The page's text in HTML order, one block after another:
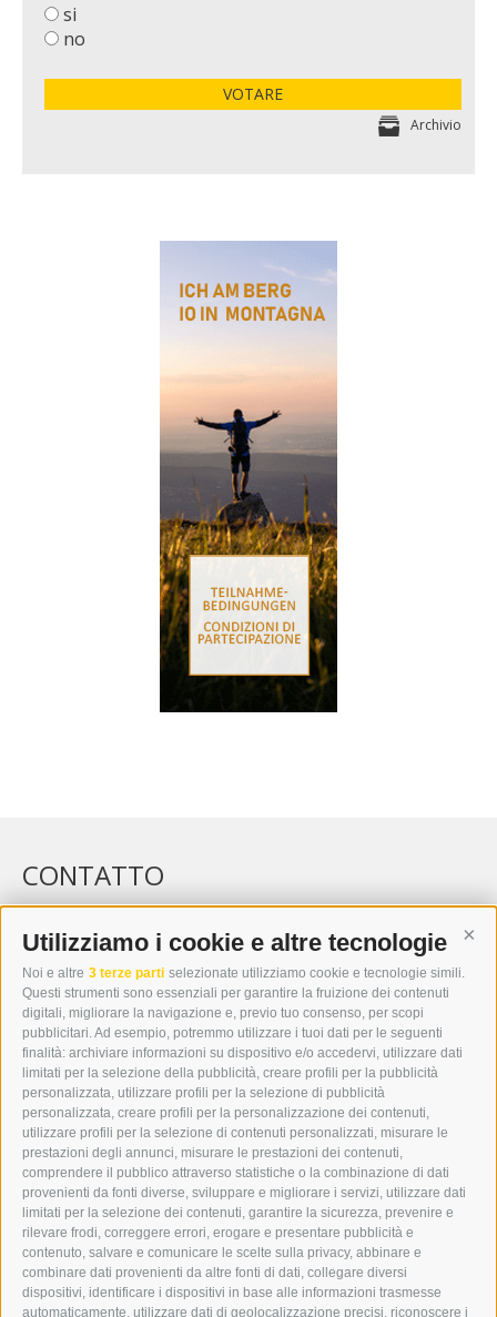
Utilizziamo i cookie e altre tecnologie
Noi e altre 3 terze parti selezionate utilizziamo cookie e tecnologie simili.
Questi strumenti sono essenziali per garantire la fruizione dei contenuti
digitali, migliorare la navigazione e, previo tuo consenso, per scopi
pubblicitari. Ad esempio, potremmo utilizzare i tuoi dati per le seguenti
finalità: archiviare informazioni su dispositivo e/o accedervi, utilizzare dati
limitati per la selezione della pubblicità, creare profili per la pubblicità
personalizzata, utilizzare profili per la selezione di pubblicità
personalizzata, creare profili per la personalizzazione dei contenuti,
utilizzare profili per la selezione di contenuti personalizzati, misurare le
prestazioni degli annunci, misurare le prestazioni dei contenuti,
comprendere il pubblico attraverso statistiche o la combinazione di dati
provenienti da fonti diverse, sviluppare e migliorare i servizi, utilizzare dati
limitati per la selezione dei contenuti, garantire la sicurezza, prevenire e
rilevare frodi, correggere errori, erogare e presentare pubblicità e
contenuto, salvare e comunicare le scelte sulla privacy, abbinare e
combinare dati provenienti da altre fonti di dati, collegare diversi
dispositivi, identificare i dispositivi in base alle informazioni trasmesse
automaticamente, utilizzare dati di geolocalizzazione precisi, riconoscere i
si
no
VOTARE
Archivio
CONTATTO
WIPP-MEDIA GMBH
DER ERKER
I-39049 VIPITENO
TEL.: +39 0472 766876
GRAFIK@DERERKER.IT
INFO@DERERKER.IT
BARBARA.FONTANA@DERERKER.IT
ERKER
PUBBLICITÀ NELL’ERKER
PUBBLICITÀ ONLINE
ADDEBITO DIRETTO SEPA
REGOLAMENTO COMMENTI
ONLINE VOTING